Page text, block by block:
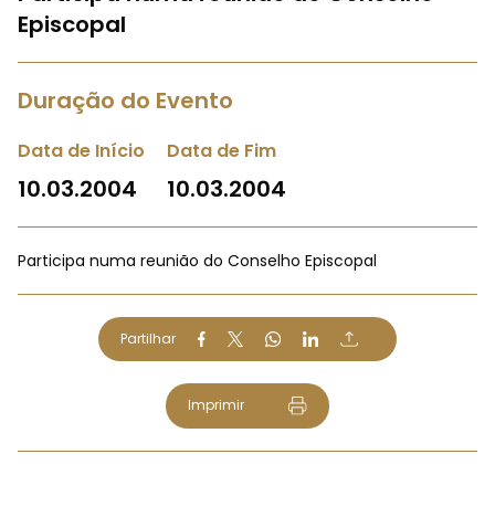
Episcopal
Duração do Evento
Data de Início
10.03.2004
Data de Fim
10.03.2004
Participa numa reunião do Conselho Episcopal
Partilhar
Imprimir